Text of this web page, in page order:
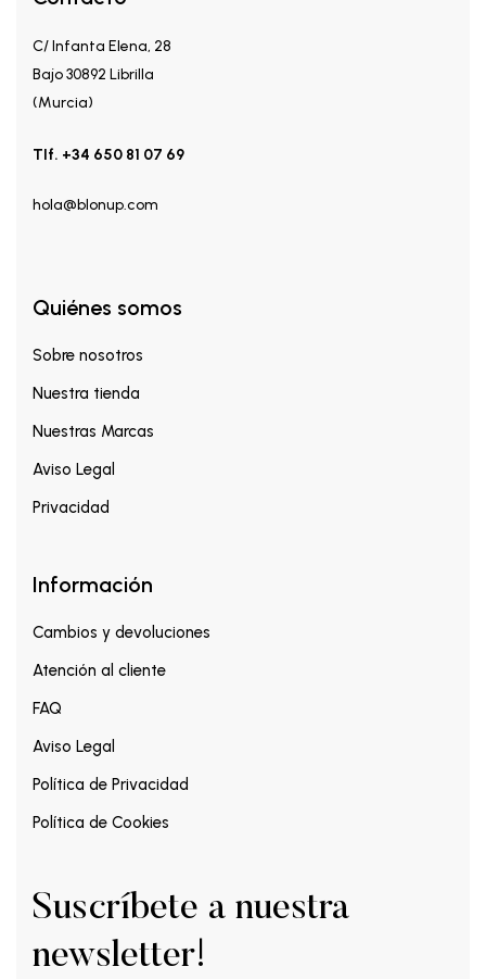
C/ Infanta Elena, 28
Bajo 30892 Librilla
(Murcia)
Tlf. +34 650 81 07 69
hola@blonup.com
Quiénes somos
Sobre nosotros
Nuestra tienda
Nuestras Marcas
Aviso Legal
Privacidad
Información
Cambios y devoluciones
Atención al cliente
FAQ
Aviso Legal
Política de Privacidad
Política de Cookies
Suscríbete a nuestra
newsletter!